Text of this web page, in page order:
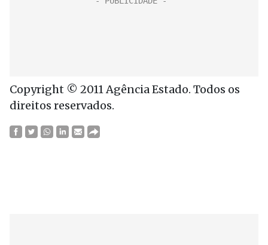
Copyright © 2011 Agência Estado. Todos os
direitos reservados.